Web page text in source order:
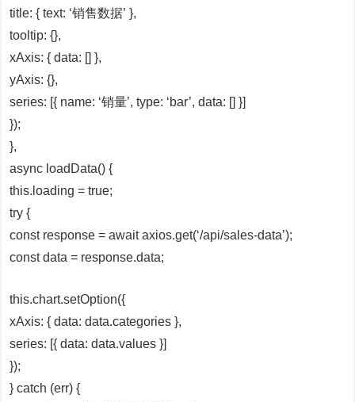
title: { text: ‘销售数据’ },
tooltip: {},
xAxis: { data: [] },
yAxis: {},
series: [{ name: ‘销量’, type: ‘bar’, data: [] }]
});
},
async loadData() {
this.loading = true;
try {
const response = await axios.get(‘/api/sales-data’);
const data = response.data;
this.chart.setOption({
xAxis: { data: data.categories },
series: [{ data: data.values }]
});
} catch (err) {